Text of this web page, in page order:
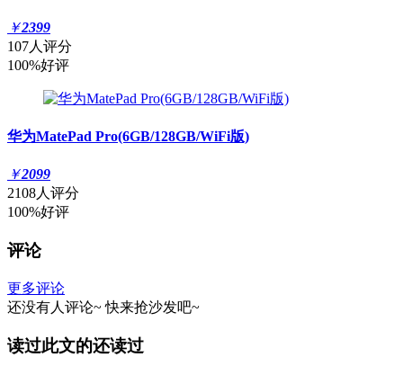
￥2399
107人评分
100%好评
华为MatePad Pro(6GB/128GB/WiFi版)
￥2099
2108人评分
100%好评
评论
更多评论
还没有人评论~ 快来抢沙发吧~
读过此文的还读过